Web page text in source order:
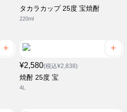
タカラカップ 25度 宝焼酎
220ml
¥2,580(税込¥2,838)
焼酎 25度 宝
4L